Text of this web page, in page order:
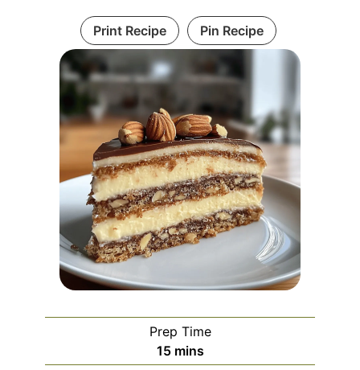
Print Recipe Pin Recipe
Prep Time
15minutes
mins